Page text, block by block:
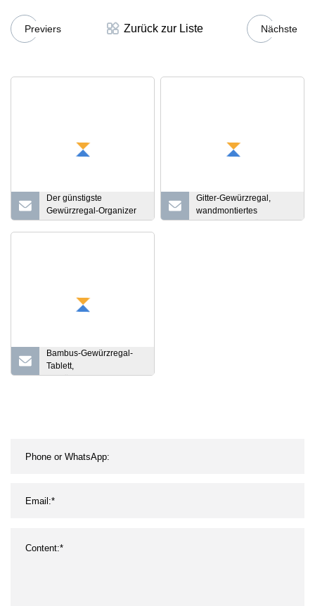
Previers Zurück zur Liste Nächste
Der günstigste
Gewürzregal-Organizer
mit ausziehbarem
Gitter-Gewürzregal,
wandmontiertes
Gewürzregal, hängendes
Bambus-Gewürzregal-
Tablett,
Gewürzschubladen-